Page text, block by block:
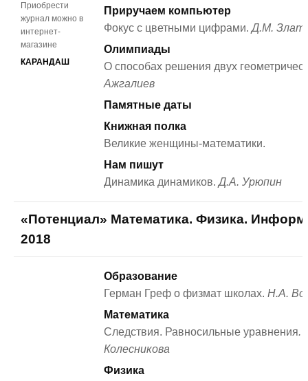
Приобрести
журнал можно в
интернет-
магазине
КАРАНДАШ
Приручаем компьютер
Фокус с цветными цифрами.Д.М.
Олимпиады
О способах решения двух
Ажгалиев
Памятные даты
Книжная полка
Великие женщины-математики.
Нам пишут
Динамика динамиков.Д.А. Урюпин
«Потенциал» Математика. Физика.
2018
Образование
Герман Греф о физмат школах. Н.А.
Математика
Следствия. Равносильные уравнения.
Колесникова
Физика